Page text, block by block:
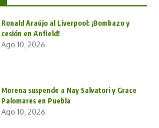
Ronald Araújo al Liverpool: ¡Bombazo y
cesión en Anfield!
Ago 10, 2026
Morena suspende a Nay Salvatori y Grace
Palomares en Puebla
Ago 10, 2026